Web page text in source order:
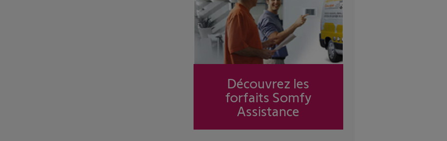
Découvrez les
forfaits Somfy
Assistance